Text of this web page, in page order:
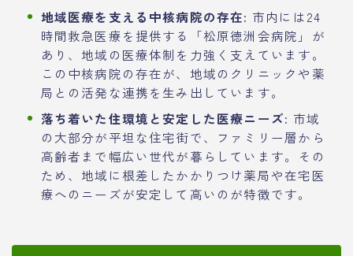
地域医療を支える中核病院の存在: 市内には24
時間救急医療を提供する「松原徳洲会病院」が
あり、地域の医療体制を力強く支えています。
この中核病院の存在が、地域のクリニックや薬
局との活発な連携を生み出しています。
落ち着いた住環境と安定した医療ニーズ: 市域
の大部分が平坦な住宅街で、ファミリー層から
高齢者まで幅広い世代が暮らしています。その
ため、地域に根差したかかりつけ薬局や在宅医
療へのニーズが安定して高いのが特徴です。